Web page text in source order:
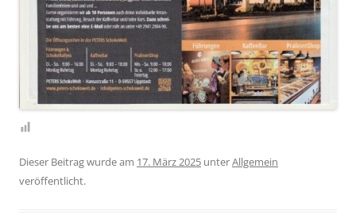
Dieser Beitrag wurde am 17. März 2025 unterAllgemein
veröffentlicht.